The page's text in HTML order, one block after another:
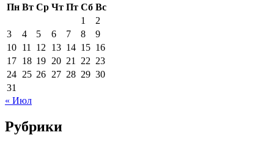
Пн Вт Ср Чт Пт Сб Вс
1
2
3
4 5 6 7 8
9
10 11 12 13 14 15 16
17 18 19 20 21 22 23
24 25 26 27 28 29 30
31
« Июл
Рубрики